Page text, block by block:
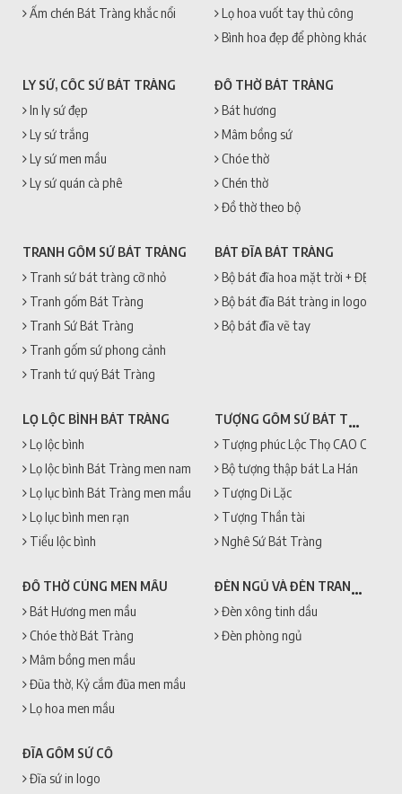
Ấm chén Bát Tràng khắc nổi
Lọ hoa vuốt tay thủ công
Bình hoa đẹp để phòng khách
LY SỨ, CỐC SỨ BÁT TRÀNG
In ly sứ đẹp
Ly sứ trắng
Ly sứ men mầu
Ly sứ quán cà phê
ĐỒ THỜ BÁT TRÀNG
Bát hương
Mâm bồng sứ
Chóe thờ
Chén thờ
Đồ thờ theo bộ
TRANH GỐM SỨ BÁT TRÀNG
Tranh sứ bát tràng cỡ nhỏ
Tranh gốm Bát Tràng
Tranh Sứ Bát Tràng
Tranh gốm sứ phong cảnh
Tranh tứ quý Bát Tràng
BÁT ĐĨA BÁT TRÀNG
Bộ bát đĩa hoa mặt trời + ĐẸP +
Bộ bát đĩa Bát tràng in logo
Bộ bát đĩa vẽ tay
LỌ LỘC BÌNH BÁT TRÀNG
Lọ lộc bình
Lọ lộc bình Bát Tràng men nam
Lọ lục bình Bát Tràng men mầu
Lọ lục bình men rạn
Tiểu lộc bình
TƯỢNG GỐM SỨ BÁT TRÀNG
Tượng phúc Lộc Thọ CAO CẤP +
Bộ tượng thập bát La Hán
Tượng Di Lặc
Tượng Thần tài
Nghê Sứ Bát Tràng
ĐỒ THỜ CÚNG MEN MẦU
Bát Hương men mầu
Chóe thờ Bát Tràng
Mâm bồng men mầu
Đũa thờ, Kỷ cắm đũa men mầu
Lọ hoa men mầu
ĐÈN NGỦ VÀ ĐÈN TRANG TRÍ
Đèn xông tinh dầu
Đèn phòng ngủ
ĐĨA GỐM SỨ CỔ
Đĩa sứ in logo